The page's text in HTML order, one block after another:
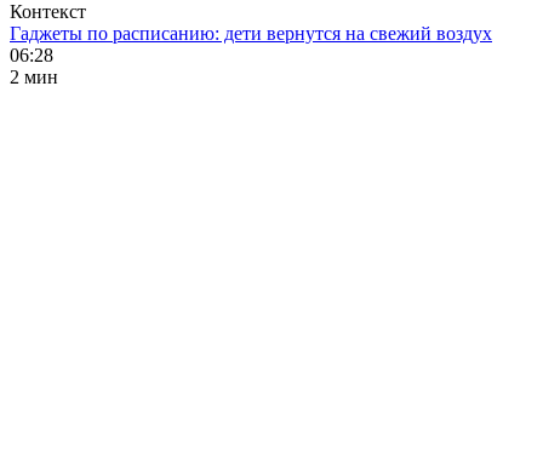
Контекст
Гаджеты по расписанию: дети вернутся на свежий воздух
06:28
2 мин